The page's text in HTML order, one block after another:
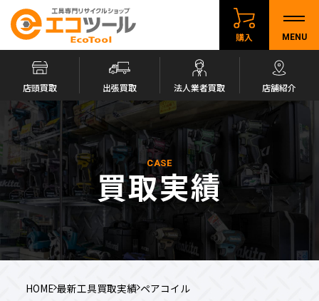
購入 MENU
店頭買取 出張買取 法人業者買取 店舗紹介
CASE
買取実績
HOME 最新工具買取実績 ペアコイル